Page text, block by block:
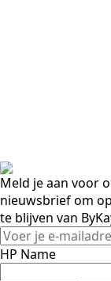
Meld je aan voor
nieuwsbrief om
te blijven van
HP Name